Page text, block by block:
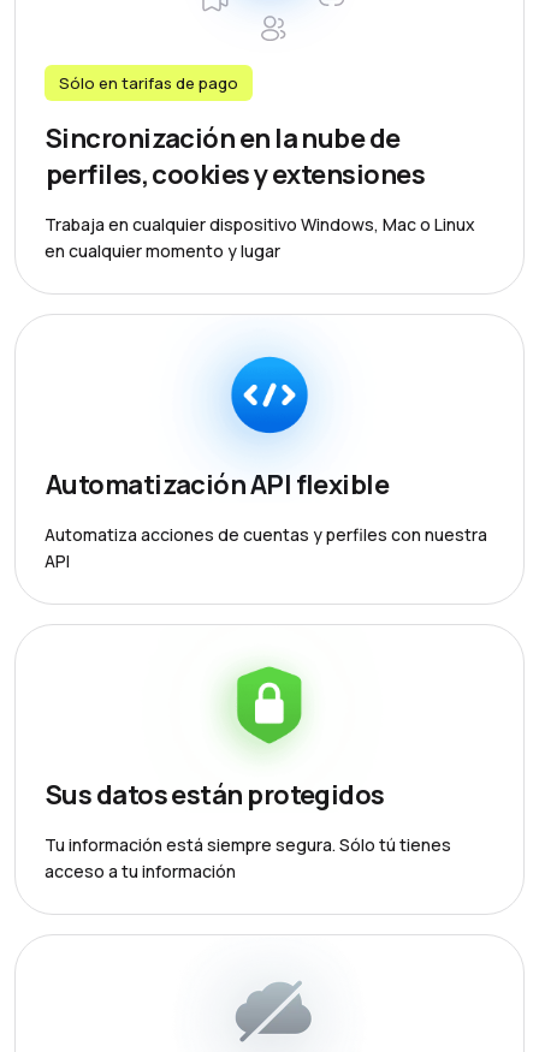
Sólo en tarifas de pago
Sincronización en la nube de
perfiles, cookies y extensiones
Trabaja en cualquier dispositivo Windows, Mac o Linux
en cualquier momento y lugar
Automatización API flexible
Automatiza acciones de cuentas y perfiles con nuestra
API
Sus datos están protegidos
Tu información está siempre segura. Sólo tú tienes
acceso a tu información